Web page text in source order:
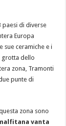
paesi di diverse
Europa
sue ceramiche e i
grotta dello
zona, Tramonti
punte di
zona sono
vanta